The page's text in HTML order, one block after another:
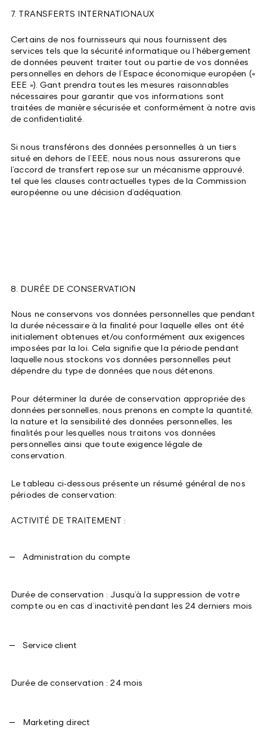
7. TRANSFERTS INTERNATIONAUX
Certains de nos fournisseurs qui nous fournissent des
services tels que la sécurité informatique ou l’hébergement
de données peuvent traiter tout ou partie de vos données
personnelles en dehors de l’Espace économique européen («
EEE »). Gant prendra toutes les mesures raisonnables
nécessaires pour garantir que vos informations sont
traitées de manière sécurisée et conformément à notre avis
de confidentialité.
Si nous transférons des données personnelles à un tiers
situé en dehors de l’EEE, nous nous nous assurerons que
l’accord de transfert repose sur un mécanisme approuvé,
tel que les clauses contractuelles types de la Commission
européenne ou une décision d’adéquation.
8. DURÉE DE CONSERVATION
Nous ne conservons vos données personnelles que pendant
la durée nécessaire à la finalité pour laquelle elles ont été
initialement obtenues et/ou conformément aux exigences
imposées par la loi. Cela signifie que la période pendant
laquelle nous stockons vos données personnelles peut
dépendre du type de données que nous détenons.
Pour déterminer la durée de conservation appropriée des
données personnelles, nous prenons en compte la quantité,
la nature et la sensibilité des données personnelles, les
finalités pour lesquelles nous traitons vos données
personnelles ainsi que toute exigence légale de
conservation.
Le tableau ci-dessous présente un résumé général de nos
périodes de conservation:
ACTIVITÉ DE TRAITEMENT :
Administration du compte
Durée de conservation : Jusqu’à la suppression de votre
compte ou en cas d’inactivité pendant les 24 derniers mois
Service client
Durée de conservation : 24 mois
Marketing direct